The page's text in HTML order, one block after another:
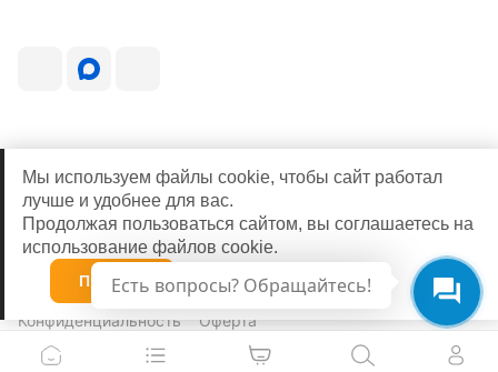
© 2026
Конфиденциальность Оферта
Есть вопросы? Обращайтесь!
Мы используем файлы cookie, чтобы сайт работал
лучше и удобнее для вас.
Продолжая пользоваться сайтом, вы соглашаетесь на
использование файлов cookie.
Принять